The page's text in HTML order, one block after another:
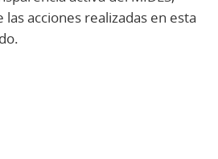
acciones realizadas en esta